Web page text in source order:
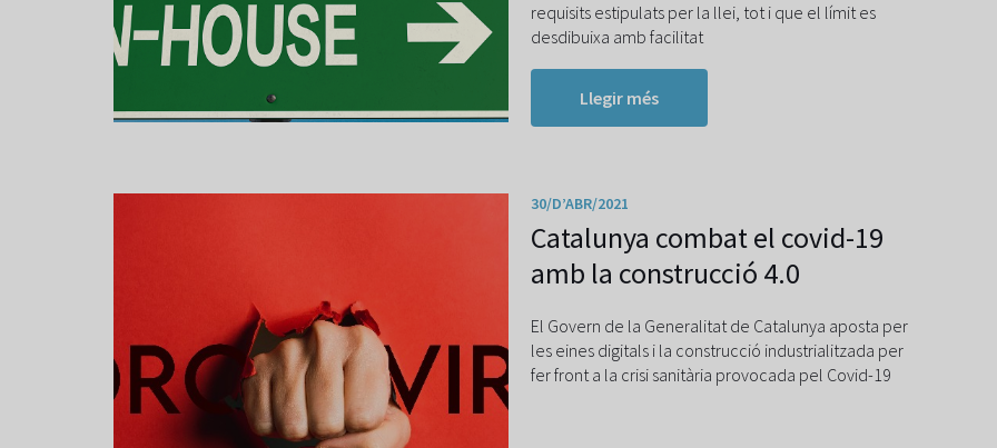
requisits estipulats per la llei, tot i que el límit es
desdibuixa amb facilitat
Llegir més
30/D’ABR/2021
Catalunya combat el covid-19
amb la construcció 4.0
El Govern de la Generalitat de Catalunya aposta per
les eines digitals i la construcció industrialitzada per
fer front a la crisi sanitària provocada pel Covid-19